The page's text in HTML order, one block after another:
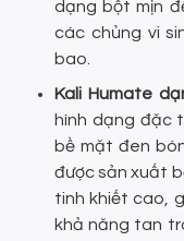
dạng bột mịn
các chủng vi
bao.
Kali Humate
hình dạng đặc
bề mặt đen
được sản xuất
tinh khiết cao,
khả năng tan